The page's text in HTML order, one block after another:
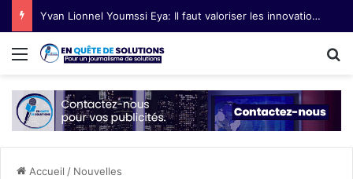
Yvan Lionnel Youmssi Eya: Il faut valoriser les innovations technologiques paysannes
Menu
Accueil / Nouvelles